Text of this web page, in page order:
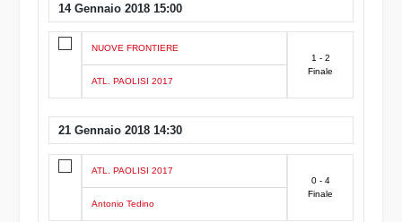
14 Gennaio 2018 15:00
NUOVE FRONTIERE
ATL. PAOLISI 2017
1 - 2
Finale
21 Gennaio 2018 14:30
ATL. PAOLISI 2017
Antonio Tedino
0 - 4
Finale